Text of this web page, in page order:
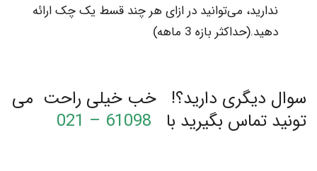
می‌توانید در ازای هر چند قسط یک چک ارائه
بازه 3 ماهه)
دیگری دارید؟! خب خیلی راحت می
تماس بگیرید با61098 – 021